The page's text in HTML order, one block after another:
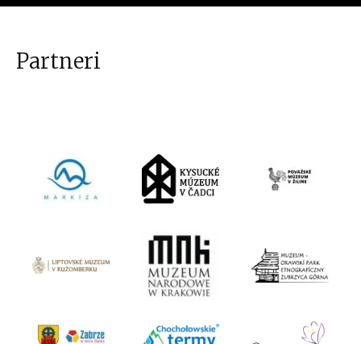
Partneri